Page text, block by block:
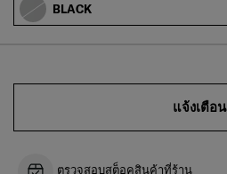
BLACK
แจ้งเตือน
ตรวจสอบสต็อคสินค้าที่ร้าน